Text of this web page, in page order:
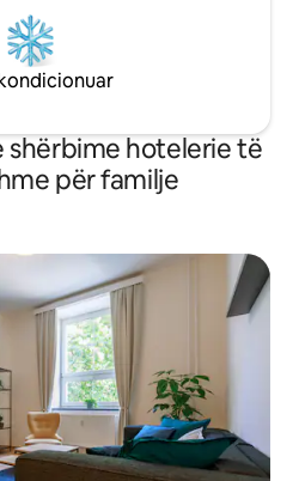
hotelerie të
për familje